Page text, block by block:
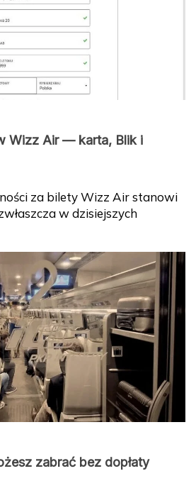
Wizz Air — karta, Blik i
za bilety Wizz Air stanowi
w dzisiejszych
zabrać bez dopłaty